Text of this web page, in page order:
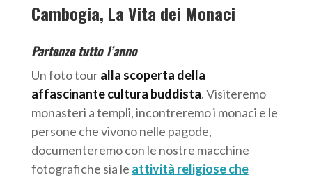
Cambogia, La Vita dei Monaci
Partenze tutto l’anno
Un foto touralla scoperta della
affascinante cultura buddista. Visiteremo
monasteri a templi, incontreremo i monaci e le
persone che vivono nelle pagode,
documenteremo con le nostre macchine
fotografiche sia le attività religiose che